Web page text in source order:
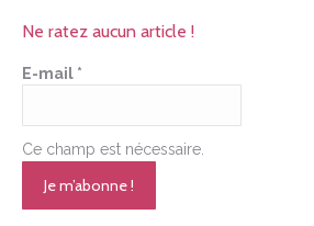
Ne ratez aucun article !
E-mail *
Ce champ est nécessaire.